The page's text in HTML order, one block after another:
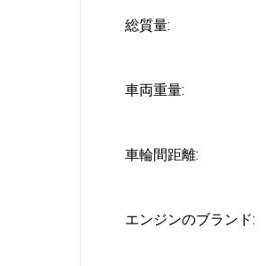
総質量:
車両重量:
車輪間距離:
エンジンのブランド: